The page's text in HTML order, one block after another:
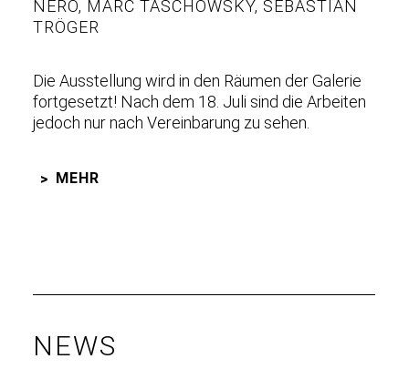
NERO, MARC TASCHOWSKY, SEBASTIAN
TRÖGER
Die Ausstellung wird in den Räumen der Galerie
fortgesetzt! Nach dem 18. Juli sind die Arbeiten
jedoch nur nach Vereinbarung zu sehen.
MEHR
NEWS